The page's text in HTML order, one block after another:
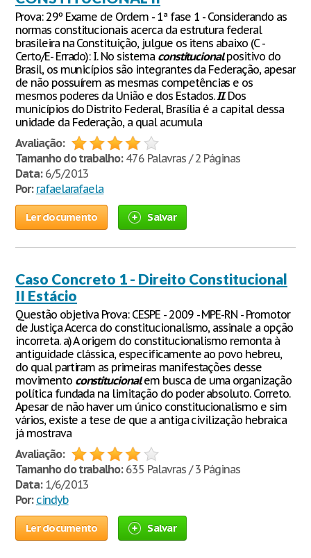
Prova: 29º Exame de Ordem - 1ª fase 1 - Considerando as
normas constitucionais acerca da estrutura federal
brasileira na Constituição, julgue os itens abaixo (C -
Certo/E- Errado): I. No sistema constitucionalpositivo do
Brasil, os municípios são integrantes da Federação, apesar
de não possuírem as mesmas competências e os
mesmos poderes da União e dos Estados.II. Dos
municípios do Distrito Federal, Brasília é a capital dessa
unidade da Federação, a qual acumula
Avaliação:
Tamanho do trabalho:476 Palavras / 2 Páginas
Data:6/5/2013
Por: rafaelarafaela
Ler documento Salvar
Caso Concreto 1 - Direito Constitucional
II Estácio
Questão objetiva Prova: CESPE - 2009 - MPE-RN - Promotor
de Justiça Acerca do constitucionalismo, assinale a opção
incorreta. a) A origem do constitucionalismo remonta à
antiguidade clássica, especificamente ao povo hebreu,
do qual partiram as primeiras manifestações desse
movimento constitucionalem busca de uma organização
política fundada na limitação do poder absoluto. Correto.
Apesar de não haver um único constitucionalismo e sim
vários, existe a tese de que a antiga civilização hebraica
já mostrava
Avaliação:
Tamanho do trabalho:635 Palavras / 3 Páginas
Data:1/6/2013
Por: cindyb
Ler documento Salvar